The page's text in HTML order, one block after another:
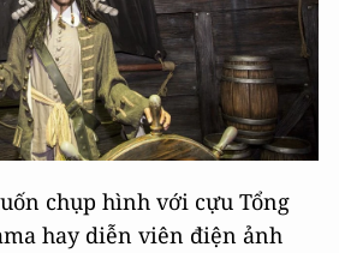
chụp hình với cựu Tổng
hay diễn viên điện ảnh